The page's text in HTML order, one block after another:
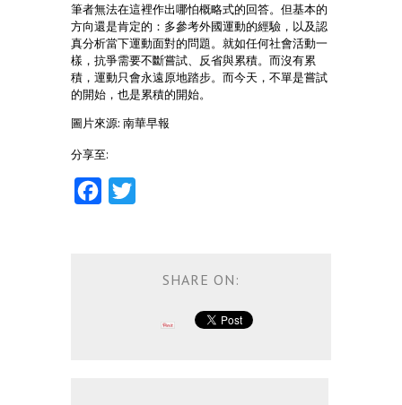
筆者無法在這裡作出哪怕概略式的回答。但基本的
方向還是肯定的：多參考外國運動的經驗，以及認
真分析當下運動面對的問題。就如任何社會活動一
樣，抗爭需要不斷嘗試、反省與累積。而沒有累
積，運動只會永遠原地踏步。而今天，不單是嘗試
的開始，也是累積的開始。
圖片來源: 南華早報
分享至:
Facebook
SHARE ON: